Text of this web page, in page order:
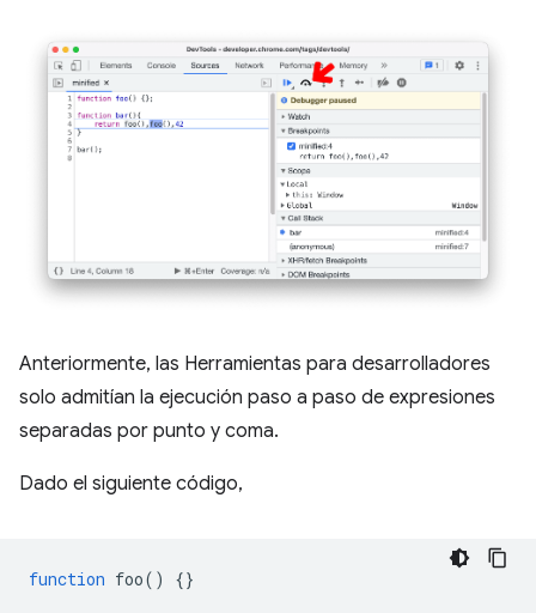
Anteriormente, las Herramientas para desarrolladores
solo admitían la ejecución paso a paso de expresiones
separadas por punto y coma.
Dado el siguiente código,
function foo() {}